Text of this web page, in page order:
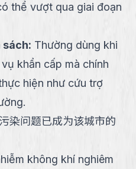
thể vượt qua giai đoạn
sách: Thường dùng khi
khẩn cấp mà chính
hiện như cứu trợ
染问题已成为该城市的
không khí nghiêm